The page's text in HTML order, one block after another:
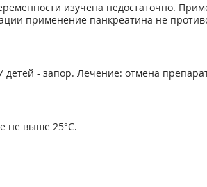
изучена недостаточно.
применение панкреатина не
- запор. Лечение: отмена
не выше 25°С.